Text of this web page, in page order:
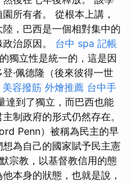
所有者。 從根本上講，
，巴西是一個相對集中的
治原因。 台中 spa 記帳
獨立性是統一的，這是因
·佩德隆（後來彼得一世
美容撥筋 外燴推薦 台中手
達到了獨立，而巴西也能
制政府的形式仍然存在。
Penn）被稱為民主的早
為自己的國家賦予民主憲
宗教，以基督教信用的態
本身的狀態，也就是說，